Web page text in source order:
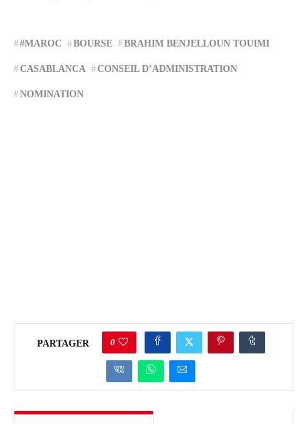
#MAROC BOURSE BRAHIM BENJELLOUN TOUIMI
CASABLANCA CONSEIL D’ADMINISTRATION
NOMINATION
PARTAGER 0